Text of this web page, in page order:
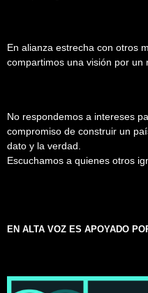
En alianza estrecha con otros
compartimos una visión por un
No respondemos a intereses
compromiso de construir un
dato y la verdad.
Escuchamos a quienes otros
EN ALTA VOZ ES APOYADO